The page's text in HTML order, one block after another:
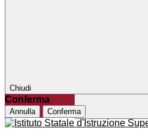
Chiudi
Conferma
Annulla Conferma